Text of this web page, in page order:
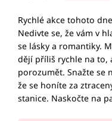
Rychlé akce tohoto
Nedivte se, že vám v
se lásky a romantiky.
dějí příliš rychle na to,
porozumět. Snažte se
že se honíte za
stanice. Naskočte na